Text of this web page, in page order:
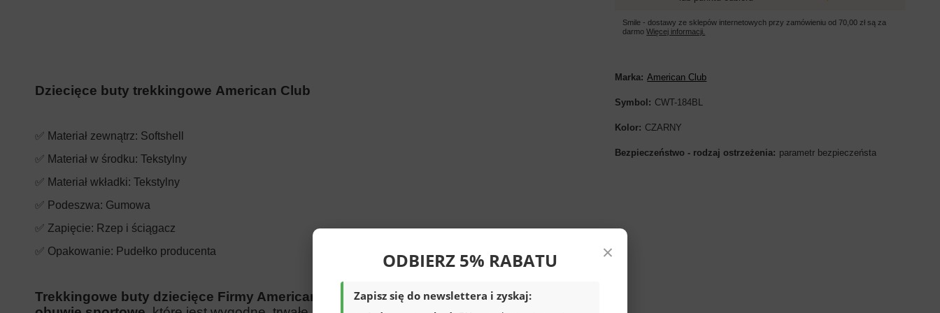
Smile - dostawy ze sklepów internetowych przy zamówieniu od 70,00 zł są za
darmoWięcej informacji.
Dziecięce buty trekkingowe American Club
✅ Materiał zewnątrz: Softshell
✅ Materiał w środku: Tekstylny
✅ Materiał wkładki: Tekstylny
✅ Podeszwa: Gumowa
✅ Zapięcie: Rzep i ściągacz
✅ Opakowanie: Pudełko producenta
Trekkingowe buty dziecięce Firmy American Club w kolorze czarnym.Solidne
Marka American Club
Symbol CWT-184BL
Kolor CZARNY
Bezpieczeństwo - rodzaj ostrzeżenia parametr bezpieczeństa
×
ODBIERZ 5% RABATU
Zapisz się do newslettera i zyskaj: